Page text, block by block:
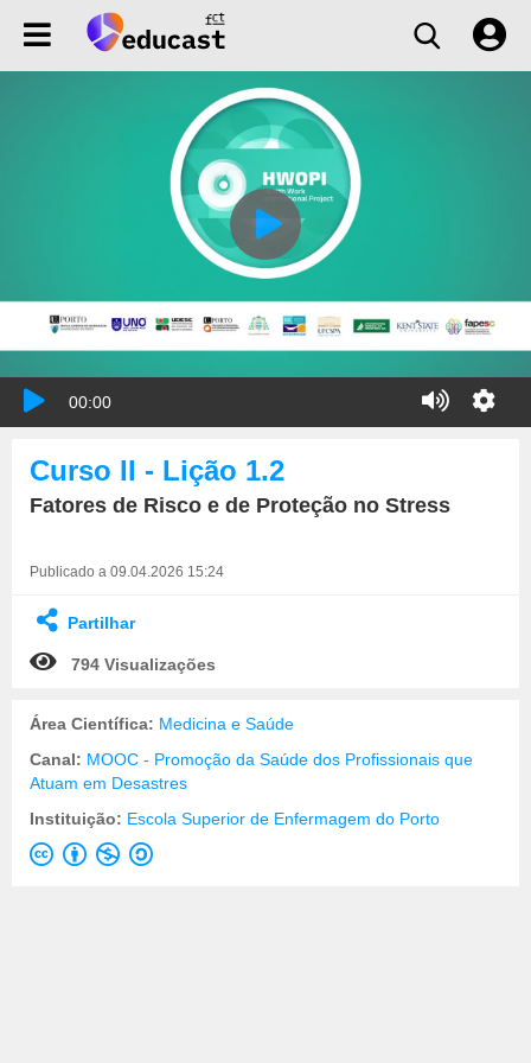
00:00
Curso II - Lição 1.2
Fatores de Risco e de Proteção no Stress
Publicado a 09.04.2026 15:24
Partilhar
794 Visualizações
Área Científica: Medicina e Saúde
Canal: MOOC - Promoção da Saúde dos Profissionais que
Atuam em Desastres
Instituição: Escola Superior de Enfermagem do Porto